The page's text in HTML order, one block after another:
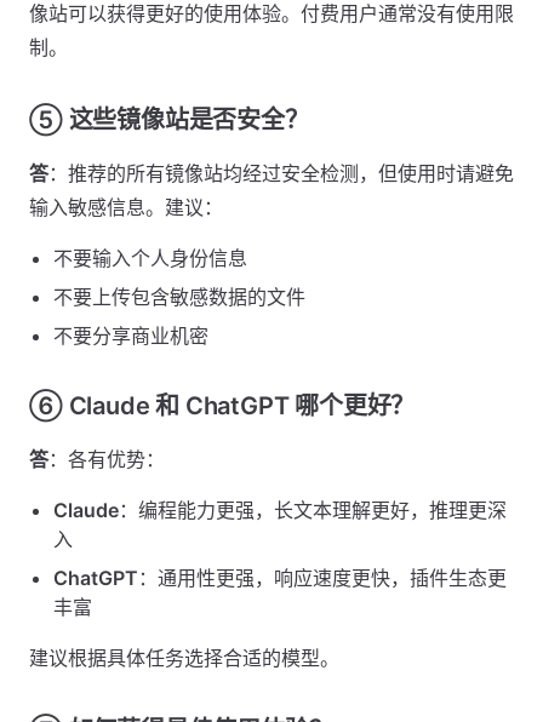
像站可以获得更好的使用体验。付费用户通常没有使用限
制。
⑤ 这些镜像站是否安全？
答：推荐的所有镜像站均经过安全检测，但使用时请避免
输入敏感信息。建议：
不要输入个人身份信息
不要上传包含敏感数据的文件
不要分享商业机密
⑥ Claude 和 ChatGPT 哪个更好？
答：各有优势：
Claude：编程能力更强，长文本理解更好，推理更深
入
ChatGPT ：通用性更强，响应速度更快，插件生态更
丰富
建议根据具体任务选择合适的模型。